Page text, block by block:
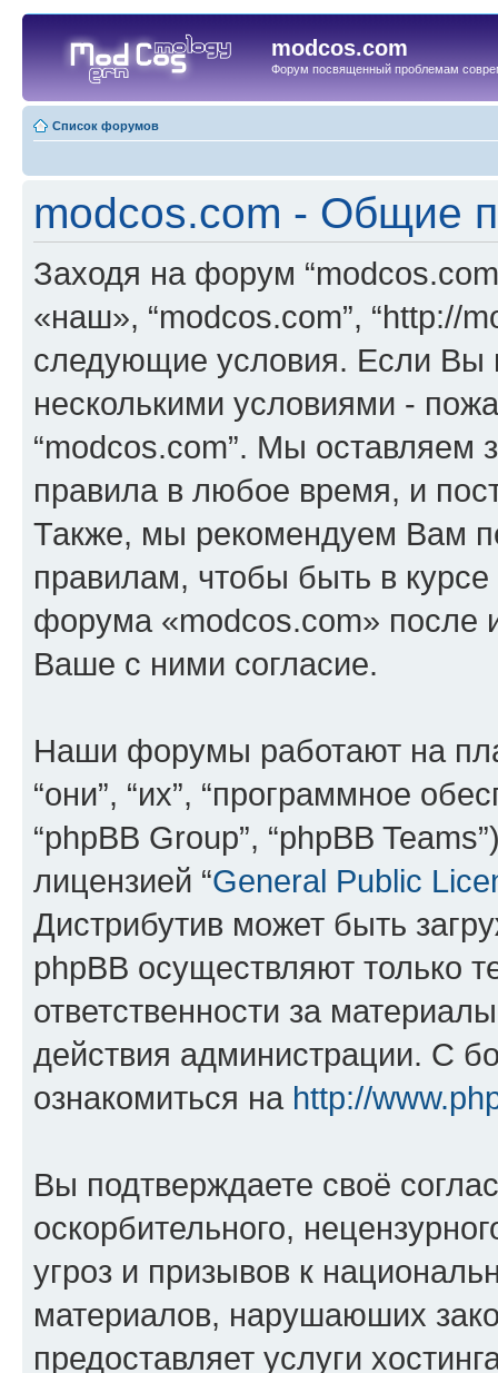
modcos.com
Форум посвященный проблемам
Список форумов
modcos.com - Общие
Заходя на форум
«наш», “modcos.com”, “http://
следующие условия. Если Вы
несколькими условиями -
“modcos.com”. Мы оставляем
правила в любое время, и
Также, мы рекомендуем Вам
правилам, чтобы быть в
форума «modcos.com» после
Ваше с ними согласие.
Наши форумы работают на
“они”, “их”, “программное
“phpBB Group”, “phpBB
лицензией “General Public
Дистрибутив может быть
phpBB осуществляют только
ответственности за
действия администрации. С
ознакомиться на http://
Вы подтверждаете своё
оскорбительного,
угроз и призывов к
материалов, нарушаюших
предоставляет услуги